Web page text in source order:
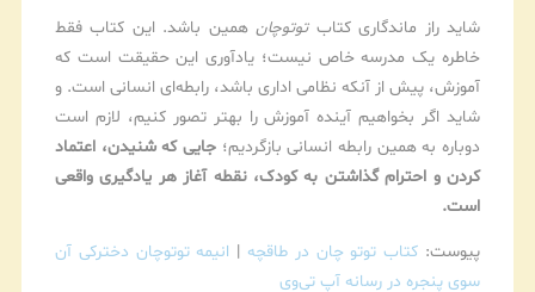
شاید راز ماندگاری کتابتوتوچانهمین باشد. این کتاب فقط
خاطره یک مدرسه خاص نیست؛ یادآوری این حقیقت است که
آموزش، پیش از آنکه نظامی اداری باشد، رابطه‌ای انسانی است. و
شاید اگر بخواهیم آینده آموزش را بهتر تصور کنیم، لازم است
دوباره به همین رابطه انسانی بازگردیم؛جایی که شنیدن، اعتماد
کردن و احترام گذاشتن به کودک، نقطه آغاز هر یادگیری واقعی
است.
پیوست: کتاب توتو چان در طاقچه
انیمه توتوچان دخترکی آن
سوی پنجره در رسانه آپ تی‌وی